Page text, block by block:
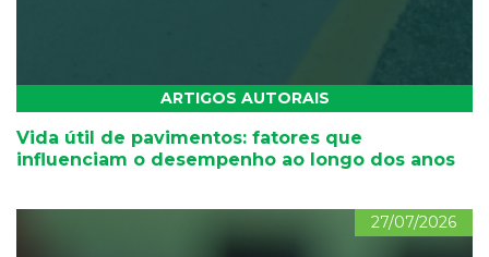
ARTIGOS AUTORAIS
Vida útil de pavimentos: fatores que
influenciam o desempenho ao longo dos anos
27/07/2026